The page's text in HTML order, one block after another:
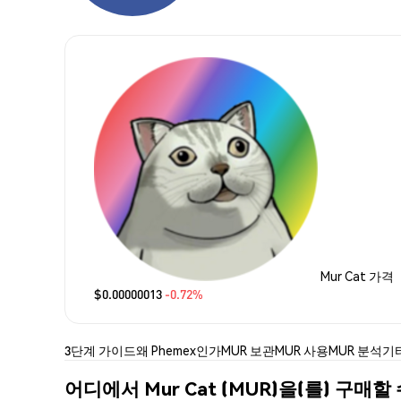
Mur Cat 가격
$0.00000013 -0.72%
3단계 가이드왜 Phemex인가MUR 보관MUR 사용MUR 분석기
어디에서 Mur Cat (MUR)을(를) 구매할